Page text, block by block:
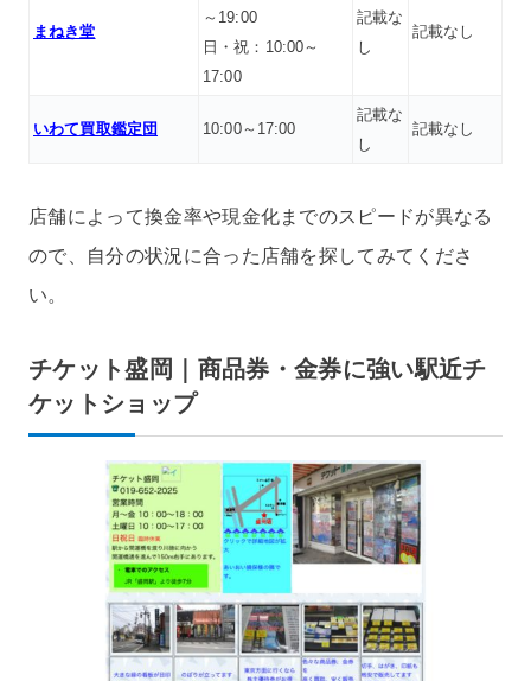
まねき堂
～19:00
日・祝：10:00～
17:00
記載な
し
記載なし
いわて買取鑑定団 10:00～17:00
記載な
し
記載なし
店舗によって換金率や現金化までのスピードが異なる
ので、自分の状況に合った店舗を探してみてくださ
い。
チケット盛岡｜商品券・金券に強い駅近チ
ケットショップ